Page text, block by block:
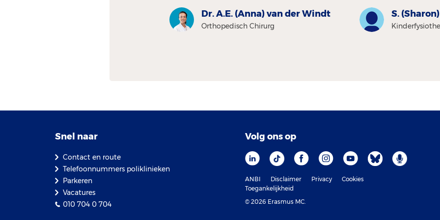
Dr. A.E. (Anna) van der Windt
Orthopedisch Chirurg
S.
Snel naar
Contact en route
Telefoonnummers poliklinieken
Parkeren
Vacatures
010 704 0 704
Volg ons op
ANBI Disclaimer Privacy
Cookies
Toegankelijkheid
© 2026 Erasmus MC.